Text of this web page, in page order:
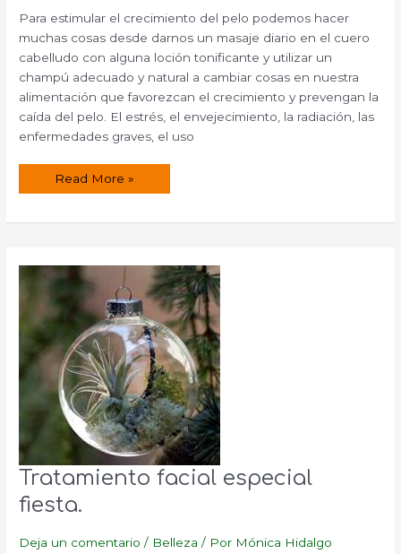
Para estimular el crecimiento del pelo podemos hacer
muchas cosas desde darnos un masaje diario en el cuero
cabelludo con alguna loción tonificante y utilizar un
champú adecuado y natural a cambiar cosas en nuestra
alimentación que favorezcan el crecimiento y prevengan la
caída del pelo. El estrés, el envejecimiento, la radiación, las
enfermedades graves, el uso
Alimentación
pelo
y
fuerte
Read More »
Tratamiento facial especial
fiesta.
Deja un comentario / Belleza / Por Mónica Hidalgo